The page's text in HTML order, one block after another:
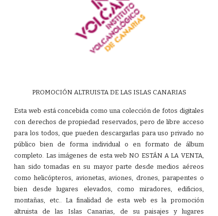
PROMOCIÓN ALTRUISTA DE LAS ISLAS CANARIAS
Esta web está concebida como una colección de fotos digitales
con derechos de propiedad reservados, pero de libre acceso
para los todos, que pueden descargarlas para uso privado no
público bien de forma individual o en formato de álbum
completo. Las imágenes de esta web NO ESTÁN A LA VENTA,
han sido tomadas en su mayor parte desde medios aéreos
como helicópteros, avionetas, aviones,drones,parapentes o
bien desde lugares elevados, como miradores, edificios,
montañas, etc.. La finalidad de esta web es la promoción
altruista de las Islas Canarias, de su paisajes y lugares